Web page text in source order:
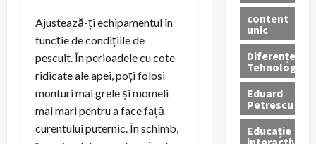
Ajustează-ți echipamentul în
funcție de condițiile de
pescuit. În perioadele cu cote
ridicate ale apei, poți folosi
monturi mai grele și momeli
mai mari pentru a face față
curentului puternic. În schimb,
content
unic
Diferențe
Tehnologice
Eduard
Petrescu
Educație